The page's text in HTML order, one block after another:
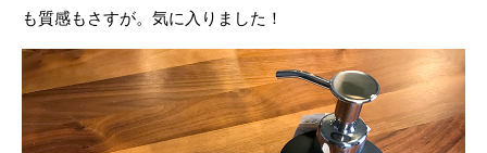
も質感もさすが。気に入りました！